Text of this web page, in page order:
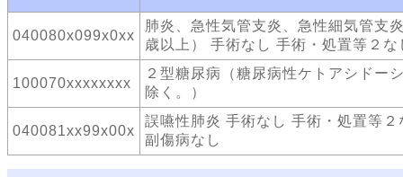
040080x099x0xx
肺炎、急性気管支炎、急性細気管支
歳以上） 手術なし 手術・処置等２な
100070xxxxxxxx
２型糖尿病（糖尿病性ケトアシドー
除く。）
040081xx99x00x
誤嚥性肺炎 手術なし 手術・処置等２
副傷病なし